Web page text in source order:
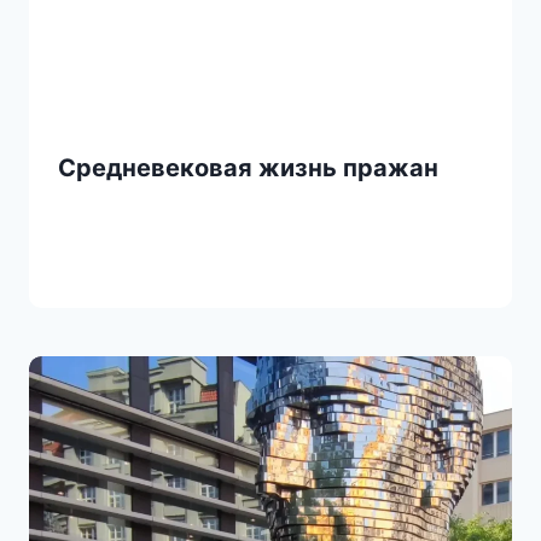
Средневековая жизнь пражан